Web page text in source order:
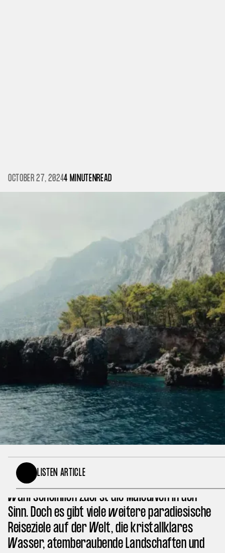
OCTOBER 27, 20244 MINUTENREAD
LISTEN ARTICLE
Wenn du an glasklares Wasser und
traumhafte Strände denkst, kommen dir
wahrscheinlich zuerst die Malediven in den
Sinn. Doch es gibt viele weitere paradiesische
Reiseziele auf der Welt, die kristallklares
Wasser, atemberaubende Landschaften und